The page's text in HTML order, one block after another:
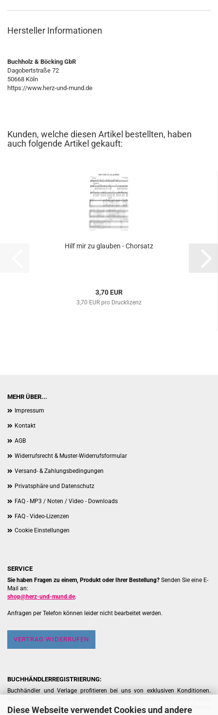
Diese Webseite verwendet Cookies und andere
Hersteller Informationen
Buchholz & Böcking GbR
Dagobertstraße 72
50668 Köln
https://www.herz-und-mund.de
Kunden, welche diesen Artikel bestellten, haben
auch folgende Artikel gekauft:
Hilf mir zu glau­ben - Chor­satz
3,70 EUR
3,70 EUR pro Drucklizenz
MEHR ÜBER...
Impressum
Kontakt
AGB
Widerrufsrecht & Muster-Widerrufsformular
Versand- & Zahlungsbedingungen
Privatsphäre und Datenschutz
FAQ - MP3 / Noten / Video - Downloads
FAQ - Video-Lizenzen
Cookie Einstellungen
SERVICE
Sie haben Fragen zu einem, Produkt oder Ihrer Bestellung? Senden Sie eine E-
Mail an:
shop@herz-und-mund.de.
Anfragen per Telefon können leider nicht bearbeitet werden.
VERTRAG WIDERRUFEN
BUCHHÄNDLERREGISTRIERUNG:
Buchhändler und Verlage profitieren bei uns von exklusiven Konditionen.
rabattierte Aktionsangebote, da diese einer gesonderten Preisstruktur